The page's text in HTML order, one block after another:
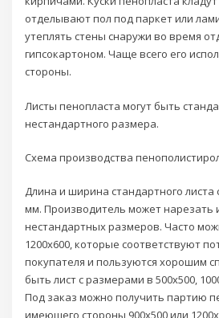
отделывают пол под паркет или
утеплять стены снаружи во время
гипсокартоном. Чаще всего его
стороны.
Листы пенопласта могут быть
нестандартного размера.
Схема производства
Длина и ширина стандартного листа
мм. Производитель может нарезать
нестандартных размеров. Часто
1200х600, которые соответствуют
покупателя и пользуются хорошим
быть лист с размерами в 500х500,
Под заказ можно получить партию
имеющего стороны 900х500 или